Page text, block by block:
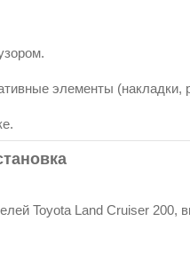
элементы (накладки,
Toyota Land Cruiser 200,